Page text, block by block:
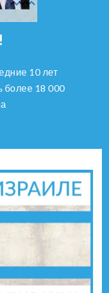
10 лет
более 18 000